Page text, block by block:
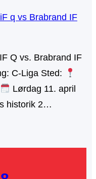
Q vs. Brabrand IF
C-Liga Sted:
Lørdag 11. april
historik 2…